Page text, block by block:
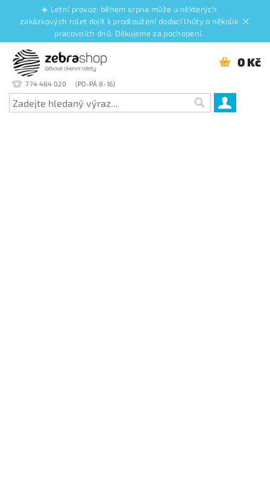
☀️ Letní provoz: během srpna může u některých
zakázkových rolet dojít k prodloužení dodací lhůty o několik
pracovních dnů. Děkujeme za pochopení.
774 484 020
0 Kč